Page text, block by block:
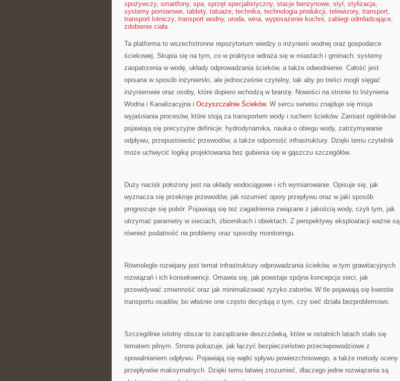
spożywczy, smartfony, spa, sprzęt specjalistyczny, stacje benzynowe, styl , stylizacja,
systemy pomiarowe, tablety, tatuaże, technika, technologia produkcji, telewizory, transport,
transport lotniczy, transport wodny, uroda, wina, wyposażenie kuchni, zabiegi odmładzające,
zdobienie ciała
Ta platforma to wszechstronne repozytorium wiedzy o inżynierii wodnej oraz gospodarce
ściekowej. Skupia się na tym, co w praktyce wdraża się w miastach i gminach: systemy
zaopatrzenia w wodę, układy odprowadzania ścieków, a także odwodnienie. Całość jest
opisana w sposób inżynierski, ale jednocześnie czytelny, tak aby po treści mogli sięgać
inżynierowie oraz osoby, które dopiero wchodzą w branżę. Nowości na stronie to Inżynieria
Wodna i Kanalizacyjna i Oczyszczalnie Ścieków. W sercu serwisu znajduje się misja
wyjaśniania procesów, które stoją za transportem wody i ruchem ścieków. Zamiast ogólników
pojawiają się precyzyjne definicje: hydrodynamika, nauka o obiegu wody, zatrzymywanie
odpływu, przepustowość przewodów, a także odporność infrastruktury. Dzięki temu czytelnik
może uchwycić logikę projektowania bez gubienia się w gąszczu szczegółów.
Duży nacisk położony jest na układy wodociągowe i ich wymiarowanie. Opisuje się, jak
wyznacza się przekroje przewodów, jak rozumieć opory przepływu oraz w jaki sposób
prognozuje się pobór. Pojawiają się też zagadnienia związane z jakością wody, czyli tym, jak
utrzymać parametry w sieciach, zbiornikach i obiektach. Z perspektywy eksploatacji ważne są
również podatność na problemy oraz sposoby monitoringu.
Równolegle rozwijany jest temat infrastruktury odprowadzania ścieków, w tym grawitacyjnych
rozwiązań i ich konsekwencji. Omawia się, jak powstaje spójna koncepcja sieci, jak
przewidywać zmienność oraz jak minimalizować ryzyko zatorów. W tle pojawiają się kwestie
transportu osadów, bo właśnie one często decydują o tym, czy sieć działa bezproblemowo.
Szczególnie istotny obszar to zarządzanie deszczówką, które w ostatnich latach stało się
tematem pilnym. Strona pokazuje, jak łączyć bezpieczeństwo przeciwpowodziowe z
spowalnianiem odpływu. Pojawiają się wątki spływu powierzchniowego, a także metody oceny
przepływów maksymalnych. Dzięki temu łatwiej zrozumieć, dlaczego jedne rozwiązania są